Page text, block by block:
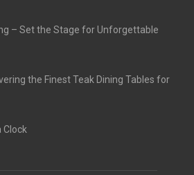
– Set the Stage for Unforgettable
the Finest Teak Dining Tables for
Clock